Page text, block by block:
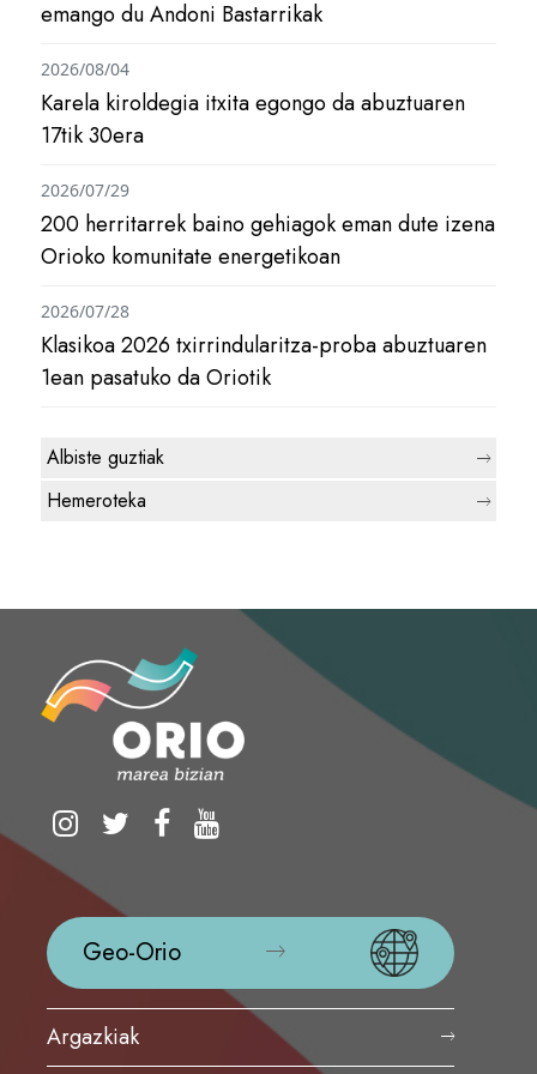
emango du Andoni Bastarrikak
Karela kiroldegia itxita egongo da abuztuaren
17tik 30era
2026/08/04
200 herritarrek baino gehiagok eman dute izena
Orioko komunitate energetikoan
2026/07/29
Klasikoa 2026 txirrindularitza-proba abuztuaren
1ean pasatuko da Oriotik
2026/07/28
Albiste guztiak
Hemeroteka
Geo-Orio
Argazkiak